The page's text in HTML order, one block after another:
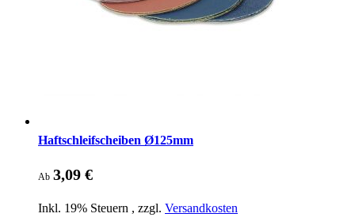
Haftschleifscheiben Ø125mm
Ab 3,09 €
Inkl. 19% Steuern , zzgl. Versandkosten